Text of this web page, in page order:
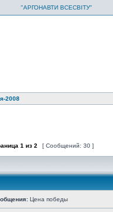
"АРГОНАВТИ ВСЕСВІТУ"
2008
1 из 2 [ Сообщений: 30 ]
Цена победы